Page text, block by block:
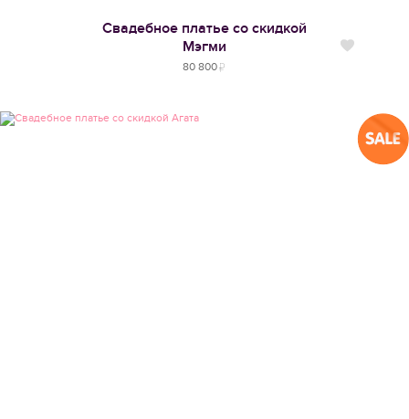
Свадебное платье со скидкой
Мэгми
80 800